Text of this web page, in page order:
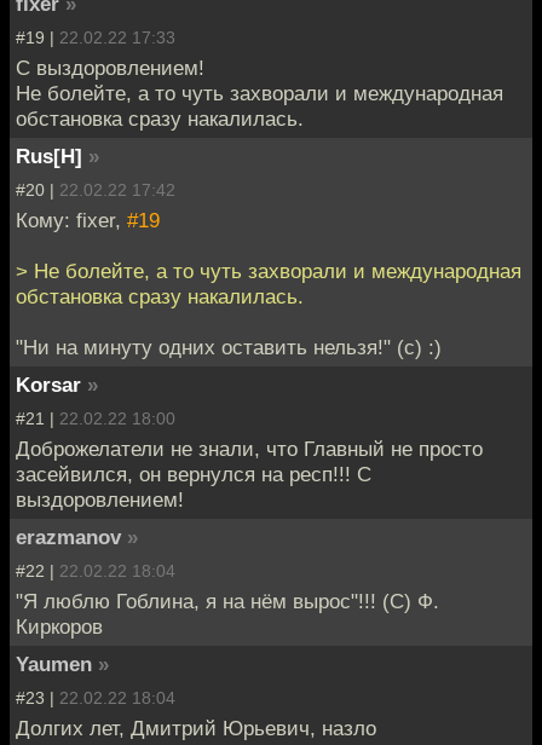
#19 | 22.02.22 17:33
С выздоровлением!
Не болейте, а то чуть захворали и международная
обстановка сразу накалилась.
Rus[H] »
#20 | 22.02.22 17:42
Кому: fixer, #19
> Не болейте, а то чуть захворали и международная
обстановка сразу накалилась.
"Ни на минуту одних оставить нельзя!" (с) :)
Korsar »
#21 | 22.02.22 18:00
Доброжелатели не знали, что Главный не просто
засейвился, он вернулся на респ!!! С
выздоровлением!
erazmanov »
#22 | 22.02.22 18:04
"Я люблю Гоблина, я на нём вырос"!!! (С) Ф.
Киркоров
Yaumen »
#23 | 22.02.22 18:04
Долгих лет, Дмитрий Юрьевич, назло